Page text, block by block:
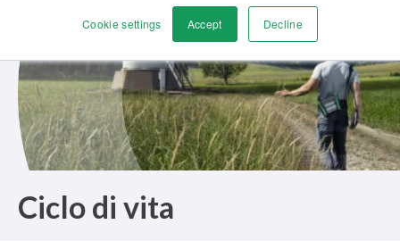
Cookie settings Accept Decline
Ciclo di vita